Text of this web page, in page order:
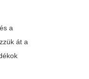
a
át a